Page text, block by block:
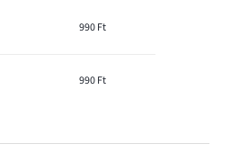
990 Ft
990 Ft